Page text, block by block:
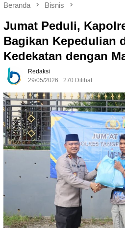
Beranda Bisnis
Jumat Peduli,
Bagikan Kepedulian
Kedekatan dengan
Redaksi
29/05/2026
270 Dilihat